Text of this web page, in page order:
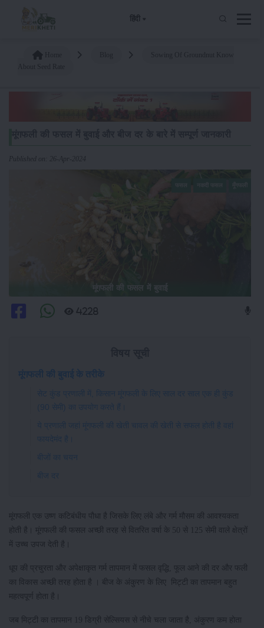
हिंदी
Published on: 26-Apr-2024
मूंगफली की फसल में बुवाई
4228
मूंगफली की बुवाई के तरीके
सेट कुंड प्रणाली में, किसान मूंगफली के लिए साल दर साल एक ही कुंड
(90 सेमी) का उपयोग करते हैं।
ये प्रणाली जहां मूंगफली की खेती चावल की खेती से सफल होती है वहां
फायदेमंद है।
बीजों का चयन
बीज दर
मूंगफली एक उष्ण कटिबंधीय पौधा है जिसके लिए लंबे और गर्म मौसम की आवश्यकता
होती है। मूंगफली की फसल अच्छी तरह से वितरित वर्षा के 50 से 125 सेमी वाले क्षेत्रों
में उच्च उपज देती है।
धूप की प्रचुरता और अपेक्षाकृत गर्म तापमान में फसल वृद्धि, फूल आने की दर और फली
का विकास अच्छी तरह होता है । बीज के अंकुरण के लिए मिट्टी का तापमान बहुत
महत्वपूर्ण होता है।
जब मिट्टी का तापमान 19 डिग्री सेल्सियस से नीचे चला जाता है, अंकुरण कम होता